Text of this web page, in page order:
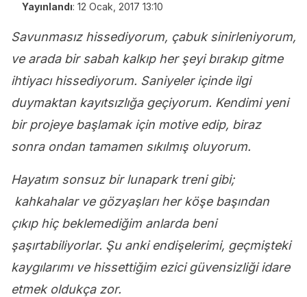
Yayınlandı: 12 Ocak, 2017 13:10
Savunmasız hissediyorum, çabuk sinirleniyorum,
ve arada bir sabah kalkıp her şeyi bırakıp gitme
ihtiyacı hissediyorum. Saniyeler içinde ilgi
duymaktan kayıtsızlığa geçiyorum. Kendimi yeni
bir projeye başlamak için motive edip, biraz
sonra ondan tamamen sıkılmış oluyorum.
Hayatım sonsuz bir lunapark treni gibi;
kahkahalar ve gözyaşları her köşe başından
çıkıp hiç beklemediğim anlarda beni
şaşırtabiliyorlar. Şu anki endişelerimi, geçmişteki
kaygılarımı ve hissettiğim ezici güvensizliği idare
etmek oldukça zor.